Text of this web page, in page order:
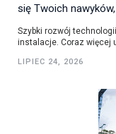
się Twoich
Szybki rozwój
instalacje. Coraz więcej
LIPIEC 24, 2026